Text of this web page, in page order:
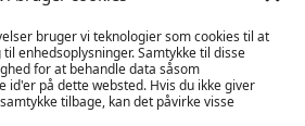
bruger vi teknologier som cookies til at
enhedsoplysninger. Samtykke til disse
for at behandle data såsom
på dette websted. Hvis du ikke giver
tilbage, kan det påvirke visse
tilladt
opvarmet garage